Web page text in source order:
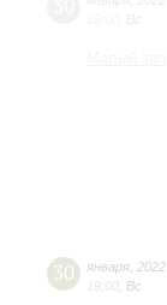
30 января 2022
19:00 Вс